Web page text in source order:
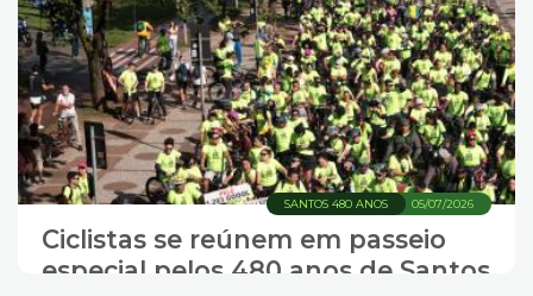
05/07/2026
SANTOS 480 ANOS
Ciclistas se reúnem em passeio
especial pelos 480 anos de Santos